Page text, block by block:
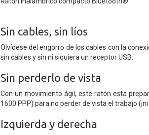
Sin cables, sin líos
Olvídese del engorro de los cables con la
sin cables y sin ni siquiera un receptor USB.
Sin perderlo de vista
Con un movimiento ágil, este ratón está
1600 PPP) para no perder de vista el trabajo
Izquierda y derecha